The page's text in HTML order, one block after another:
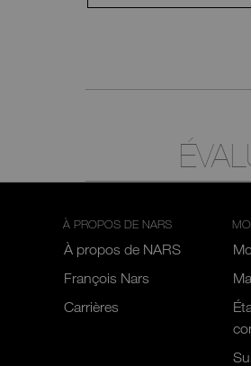
À PROPOS DE NARS
À propos de NARS
François Nars
Carrières